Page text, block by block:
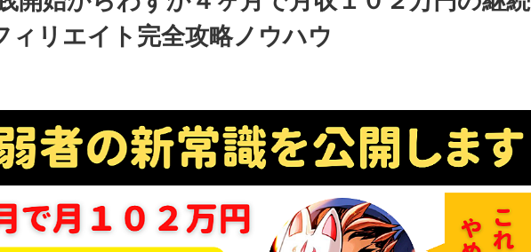
リエイト完全攻略ノウハウ